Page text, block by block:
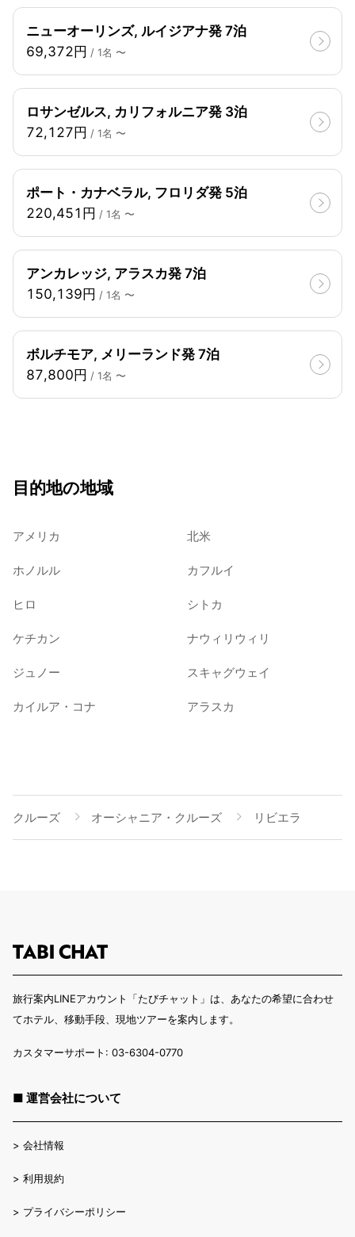
ニューオーリンズ, ルイジアナ発 7泊
69,372円 / 1名 〜
ロサンゼルス, カリフォルニア発 3泊
72,127円 / 1名 〜
ポート・カナベラル, フロリダ発 5泊
220,451円 / 1名 〜
アンカレッジ, アラスカ発 7泊
150,139円 / 1名 〜
ボルチモア, メリーランド発 7泊
87,800円 / 1名 〜
目的地の地域
アメリカ 北米
ホノルル カフルイ
ヒロ シトカ
ケチカン ナウィリウィリ
ジュノー スキャグウェイ
カイルア・コナ アラスカ
クルーズ オーシャニア・クルーズ リビエラ
旅行案内LINEアカウント「たびチャット」は、あなたの希望に合わせ
てホテル、移動手段、現地ツアーを案内します。
カスタマーサポート: 03-6304-0770
■ 運営会社について
> 会社情報
> 利用規約
> プライバシーポリシー